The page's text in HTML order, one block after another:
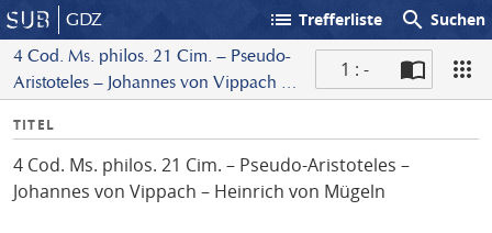
GDZ list Trefferliste search Suchen
4 Cod. Ms. philos. 21 Cim. – Pseudo-
Aristoteles – Johannes von Vippach –
1 : -
I
f
o
TITEL
4 Cod. Ms. philos. 21 Cim. – Pseudo-Aristoteles –
Johannes von Vippach – Heinrich von Mügeln